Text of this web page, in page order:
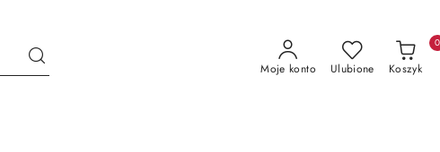
Moje konto Ulubione Koszyk
0